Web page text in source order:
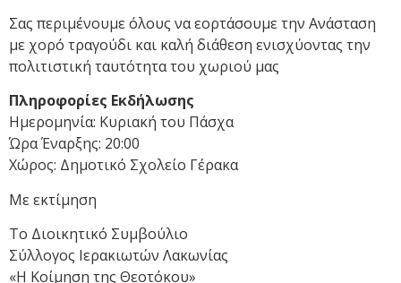
Σας περιμένουμε όλους να εορτάσουμε την Ανάσταση
με χορό τραγούδι και καλή διάθεση ενισχύοντας την
πολιτιστική ταυτότητα του χωριού μας
Πληροφορίες Εκδήλωσης
Ημερομηνία: Κυριακή του Πάσχα
Ώρα Έναρξης: 20:00
Χώρος: Δημοτικό Σχολείο Γέρακα
Με εκτίμηση
Το Διοικητικό Συμβούλιο
Σύλλογος Ιερακιωτών Λακωνίας
«Η Κοίμηση της Θεοτόκου»